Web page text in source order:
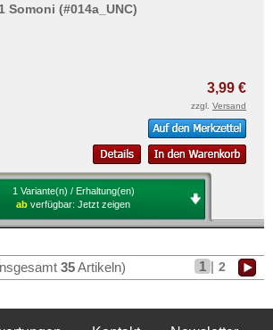
Somoni (#014a_UNC)
3,99 €
zzgl. Versand
1 Variante(n) / Erhaltung(en)
ab verfügbar: Jetzt zeigen
35Artikeln) 1 | 2